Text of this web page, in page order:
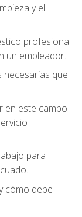
y el
profesional
un empleador.
necesarias que
en este campo
para
cómo debe